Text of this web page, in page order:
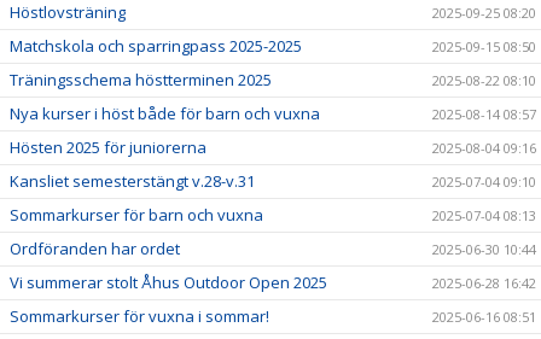
Höstlovsträning 2025-09-25 08:20
Matchskola och sparringpass 2025-2025 2025-09-15 08:50
Träningsschema höstterminen 2025 2025-08-22 08:10
Nya kurser i höst både för barn och vuxna 2025-08-14 08:57
Hösten 2025 för juniorerna 2025-08-04 09:16
Kansliet semesterstängt v.28-v.31 2025-07-04 09:10
Sommarkurser för barn och vuxna 2025-07-04 08:13
Ordföranden har ordet 2025-06-30 10:44
Vi summerar stolt Åhus Outdoor Open 2025 2025-06-28 16:42
Sommarkurser för vuxna i sommar! 2025-06-16 08:51